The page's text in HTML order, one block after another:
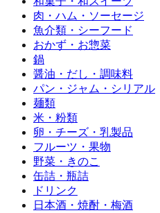
肉・ハム・ソーセージ
魚介類・シーフード
おかず・お惣菜
鍋
醤油・だし・調味料
パン・ジャム・シリアル
麺類
米・粉類
卵・チーズ・乳製品
フルーツ・果物
野菜・きのこ
缶詰・瓶詰
ドリンク
日本酒・焼酎・梅酒